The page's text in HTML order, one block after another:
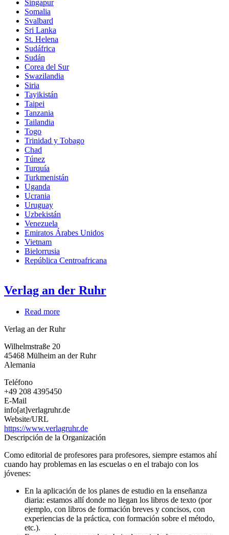
Singapur
Somalia
Svalbard
Sri Lanka
St. Helena
Sudáfrica
Sudán
Corea del Sur
Swazilandia
Siria
Tayikistán
Taipei
Tanzania
Tailandia
Togo
Trinidad y Tobago
Chad
Túnez
Turquía
Turkmenistán
Uganda
Ucrania
Uruguay
Uzbekistán
Venezuela
Emiratos Árabes Unidos
Vietnam
Bielorrusia
República Centroafricana
Verlag an der Ruhr
Read more
an
Ruhr
Verlag an der Ruhr
Wilhelmstraße 20
45468 Mülheim an der Ruhr
Alemania
Teléfono
+49 208 4395450
E-Mail
info[at]verlagruhr.de
Website/URL
https://www.verlagruhr.de
Descripción de la Organización
Como editorial de profesores para profesores, siempre estamos ahí
cuando hay problemas en las escuelas o en el trabajo con los
jóvenes:
En la aplicación de los planes de estudio en la enseñanza
diaria: estamos allí donde no llegan los libros de texto (por
ejemplo, con libros de formación breves y concisos, con
experiencias de la práctica, con formación sobre el método,
etc.).